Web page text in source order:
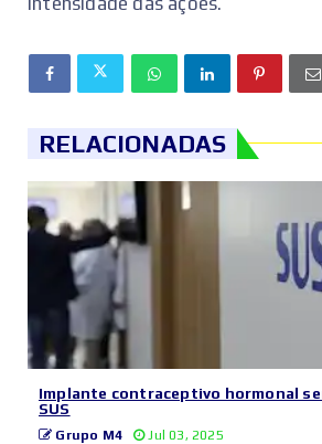
RELACIONADAS
Implante contraceptivo hormonal
SUS
Grupo M4 Jul 03, 2025